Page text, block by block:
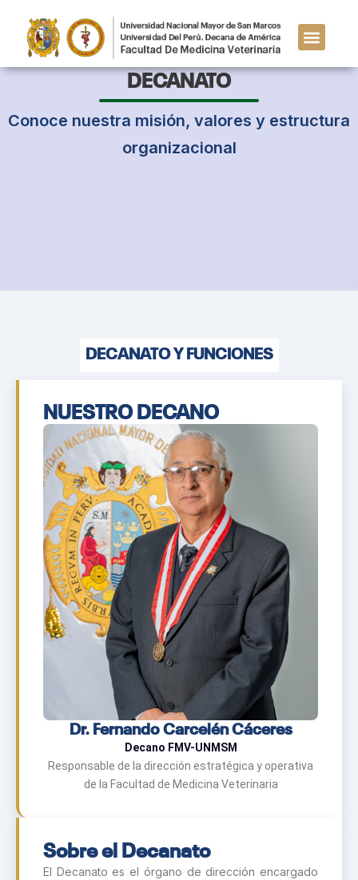
DECANATO
Conoce nuestra misión, valores y estructura
organizacional
DECANATO Y FUNCIONES
NUESTRO DECANO
Dr. Fernando Carcelén Cáceres
Decano FMV-UNMSM
Responsable de la dirección estratégica y operativa
de la Facultad de Medicina Veterinaria
Sobre el Decanato
El Decanato es el órgano de dirección encargado